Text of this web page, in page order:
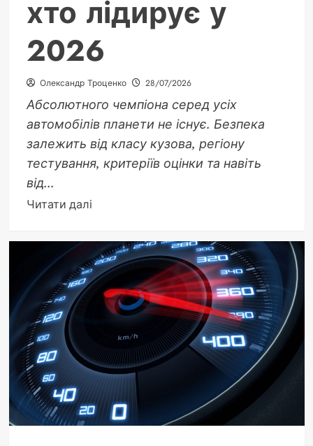
хто лідирує у
2026
Олександр Троценко 28/07/2026
Абсолютного чемпіона серед усіх
автомобілів планети не існує. Безпека
залежить від класу кузова, регіону
тестування, критеріїв оцінки та навіть
від...
Читати даліДокладніше
Найбезпечніша
машина
в
світі:
хто
лідирує
2026